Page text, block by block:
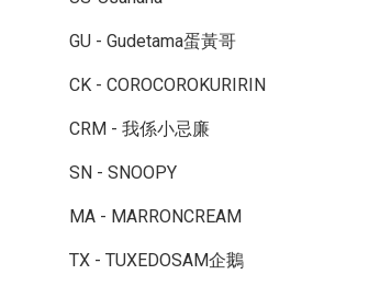
GU - Gudetama蛋黃哥
CK - COROCOROKURIRIN
CRM - 我係小忌廉
SN - SNOOPY
MA - MARRONCREAM
TX - TUXEDOSAM企鵝